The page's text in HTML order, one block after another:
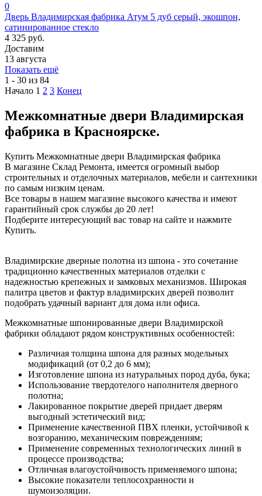
0
Дверь Владимирская фабрика Атум 5 дуб серый, экошпон,
сатинированное стекло
4 325 руб.
Доставим
13 августа
Показать ещё
1 - 30 из 84
Начало 1 2 3 Конец
Межкомнатные двери Владимирская
фабрика в Красноярске.
Купить Межкомнатные двери Владимирская фабрика
В магазине Склад Ремонта, имеется огромный выбор
строительных и отделочных материалов, мебели и сантехники
по самым низким ценам.
Все товары в нашем магазине высокого качества и имеют
гарантийный срок службы до 20 лет!
Подберите интересующий вас товар на сайте и нажмите
Купить.
Владимирские дверные полотна из шпона - это сочетание
традиционно качественных материалов отделки с
надежностью крепежных и замковых механизмов. Широкая
палитра цветов и фактур владимирских дверей позволит
подобрать удачный вариант для дома или офиса.
Межкомнатные шпонированные двери Владимирской
фабрики обладают рядом конструктивных особенностей:
Различная толщина шпона для разных модельных
модификаций (от 0,2 до 6 мм);
Изготовление шпона из натуральных пород дуба, бука;
Использование твердотелого наполнителя дверного
полотна;
Лакированное покрытие дверей придает дверям
выгодный эстетический вид;
Применение качественной ПВХ пленки, устойчивой к
возгоранию, механическим повреждениям;
Применение современных технологических линий в
процессе производства;
Отличная влагоустойчивость применяемого шпона;
Высокие показатели теплосохранности и
шумоизоляции.